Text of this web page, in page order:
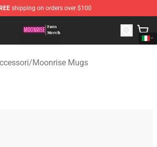
shipping on orders over $100
- Official Moonrise Merchandise Shop
/Moonrise Mugs